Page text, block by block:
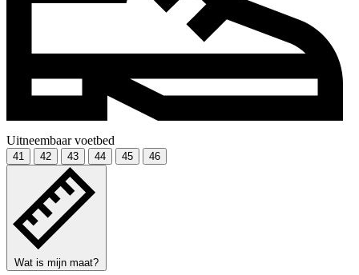
Uitneembaar voetbed
41 42 43 44 45 46
Wat is mijn maat?